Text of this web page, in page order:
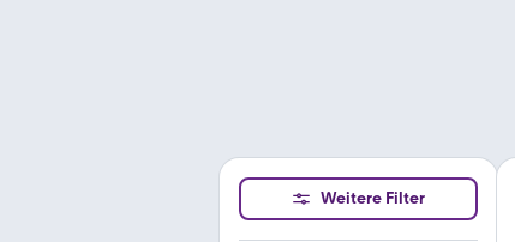
Weitere Filter